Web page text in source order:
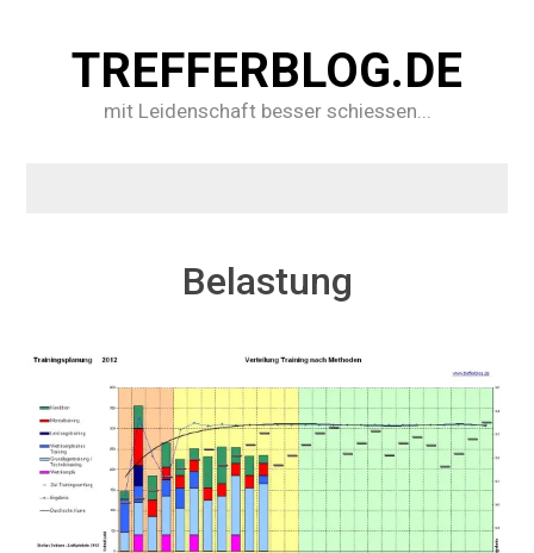
TREFFERBLOG.DE
mit Leidenschaft besser schiessen...
Belastung